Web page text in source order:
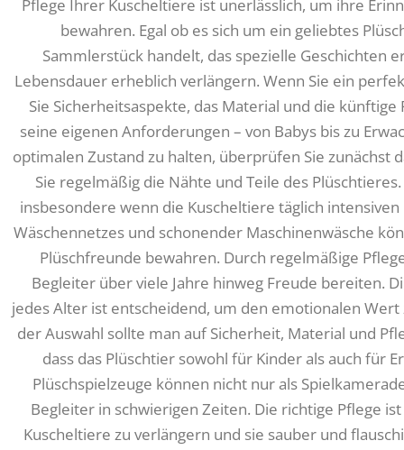
Pflege Ihrer Kuscheltiere ist unerlässlich, um ihre
bewahren. Egal ob es sich um ein geliebtes
Sammlerstück handelt, das spezielle Geschichten
Lebensdauer erheblich verlängern. Wenn Sie ein
Sie Sicherheitsaspekte, das Material und die
seine eigenen Anforderungen – von Babys bis zu
optimalen Zustand zu halten, überprüfen Sie zunächst
Sie regelmäßig die Nähte und Teile des
insbesondere wenn die Kuscheltiere täglich
Wäschennetzes und schonender Maschinenwäsche
Plüschfreunde bewahren. Durch regelmäßige
Begleiter über viele Jahre hinweg Freude bereiten.
jedes Alter ist entscheidend, um den emotionalen
der Auswahl sollte man auf Sicherheit, Material und
dass das Plüschtier sowohl für Kinder als auch für
Plüschspielzeuge können nicht nur als
Begleiter in schwierigen Zeiten. Die richtige Pflege
Kuscheltiere zu verlängern und sie sauber und